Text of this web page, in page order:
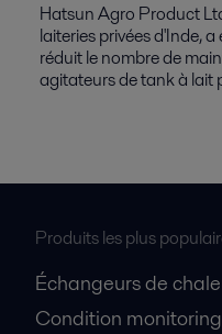
Hatsun Agro Product
laiteries privées d'Inde,
réduit le nombre de
agitateurs de tank à lait
Produits les plus
Échangeurs de
Condition